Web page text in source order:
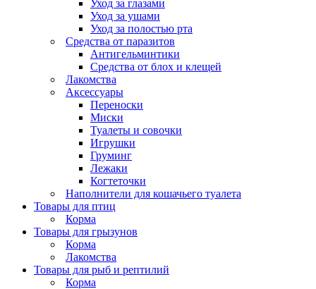
Уход за глазами
Уход за ушами
Уход за полостью рта
Средства от паразитов
Антигельминтики
Средства от блох и клещей
Лакомства
Аксессуары
Переноски
Миски
Туалеты и совочки
Игрушки
Груминг
Лежаки
Когтеточки
Наполнители для кошачьего туалета
Товары для птиц
Корма
Товары для грызунов
Корма
Лакомства
Товары для рыб и рептилий
Корма